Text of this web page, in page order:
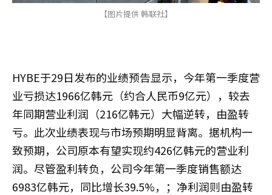
【图片提供 韩联社】
HYBE于29日发布的业绩预告显示，今年第一季度营
业亏损达1966亿韩元（约合人民币9亿元），较去
年同期营业利润（216亿韩元）大幅逆转，由盈转
亏。此次业绩表现与市场预期明显背离。据机构一
致预期，公司原本有望实现约426亿韩元的营业利
润。尽管盈利转负，公司今年第一季度销售额达
6983亿韩元，同比增长39.5%，；净利润则由盈转